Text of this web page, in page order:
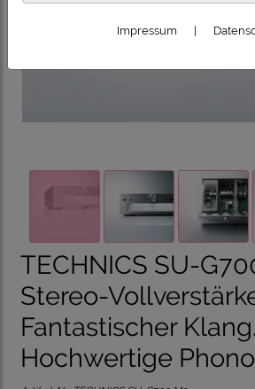
TECHNICS SU-
Stereo-
Fantastischer Klang.
Hochwertige
Impressum